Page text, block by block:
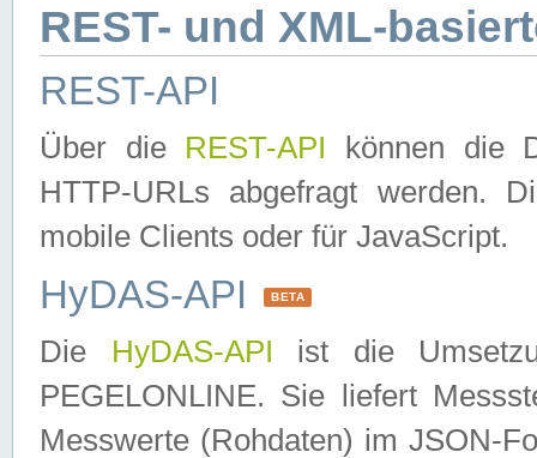
REST- und XML-
REST-API
Über die REST-API können die
HTTP-URLs abgefragt werden.
mobile Clients oder für JavaScript.
HyDAS-API BETA
Die HyDAS-API ist die
PEGELONLINE. Sie liefert
Messwerte (Rohdaten) im JSON-